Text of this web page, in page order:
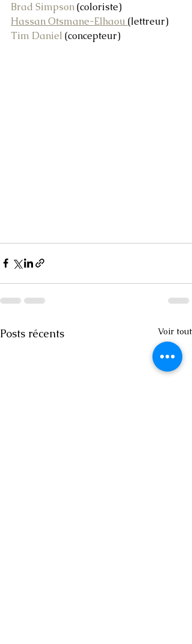
Brad Simpson (coloriste)
Hassan Otsmane-Elhaou (lettreur)
Tim Daniel (concepteur)
Posts récents Voir tout